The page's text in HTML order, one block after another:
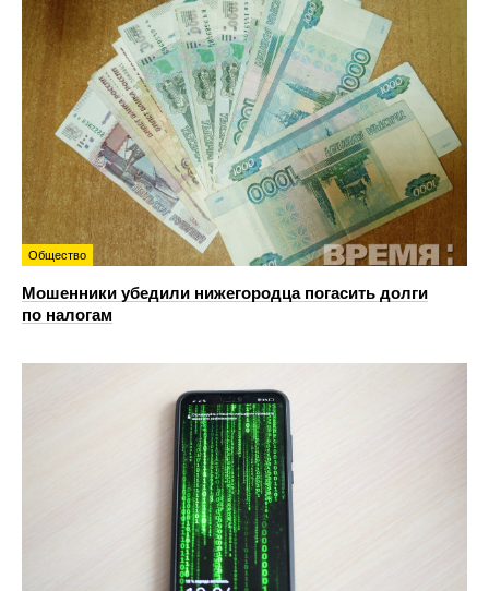
Общество
Мошенники убедили нижегородца погасить долги
по налогам